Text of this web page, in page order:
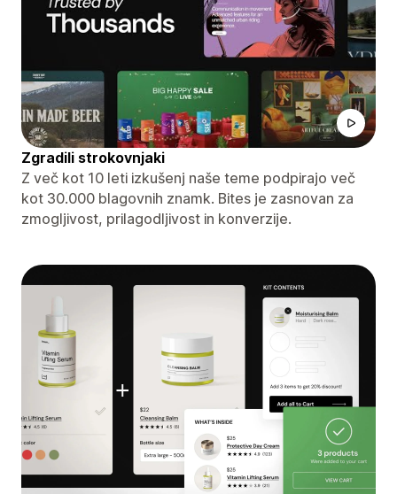
Zgradili strokovnjaki
Z več kot 10 leti izkušenj naše teme podpirajo več
kot 30.000 blagovnih znamk. Bites je zasnovan za
zmogljivost, prilagodljivost in konverzije.